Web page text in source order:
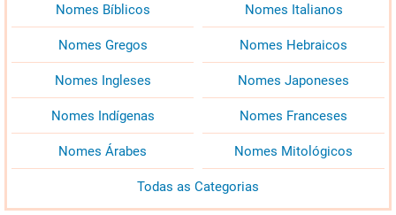
Nomes Bíblicos Nomes Italianos
Nomes Gregos Nomes Hebraicos
Nomes Ingleses Nomes Japoneses
Nomes Indígenas Nomes Franceses
Nomes Árabes Nomes Mitológicos
Todas as Categorias